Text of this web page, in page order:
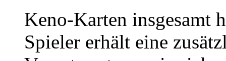
Keno-Karten insgesamt
Spieler erhält eine